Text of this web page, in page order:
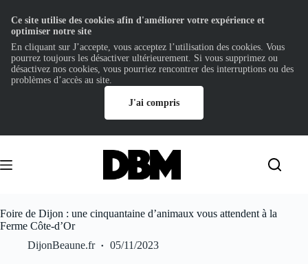
contenu
Foire de Dijon : une cinquantaine d’animaux vous attendent à la
Ferme Côte-d’Or
DijonBeaune.fr
05/11/2023
Ce site utilise des cookies afin d'améliorer votre expérience et
optimiser notre site
En cliquant sur J’accepte, vous acceptez l’utilisation des cookies. Vous
pourrez toujours les désactiver ultérieurement. Si vous supprimez ou
désactivez nos cookies, vous pourriez rencontrer des interruptions ou des
problèmes d’accès au site.
J'ai compris